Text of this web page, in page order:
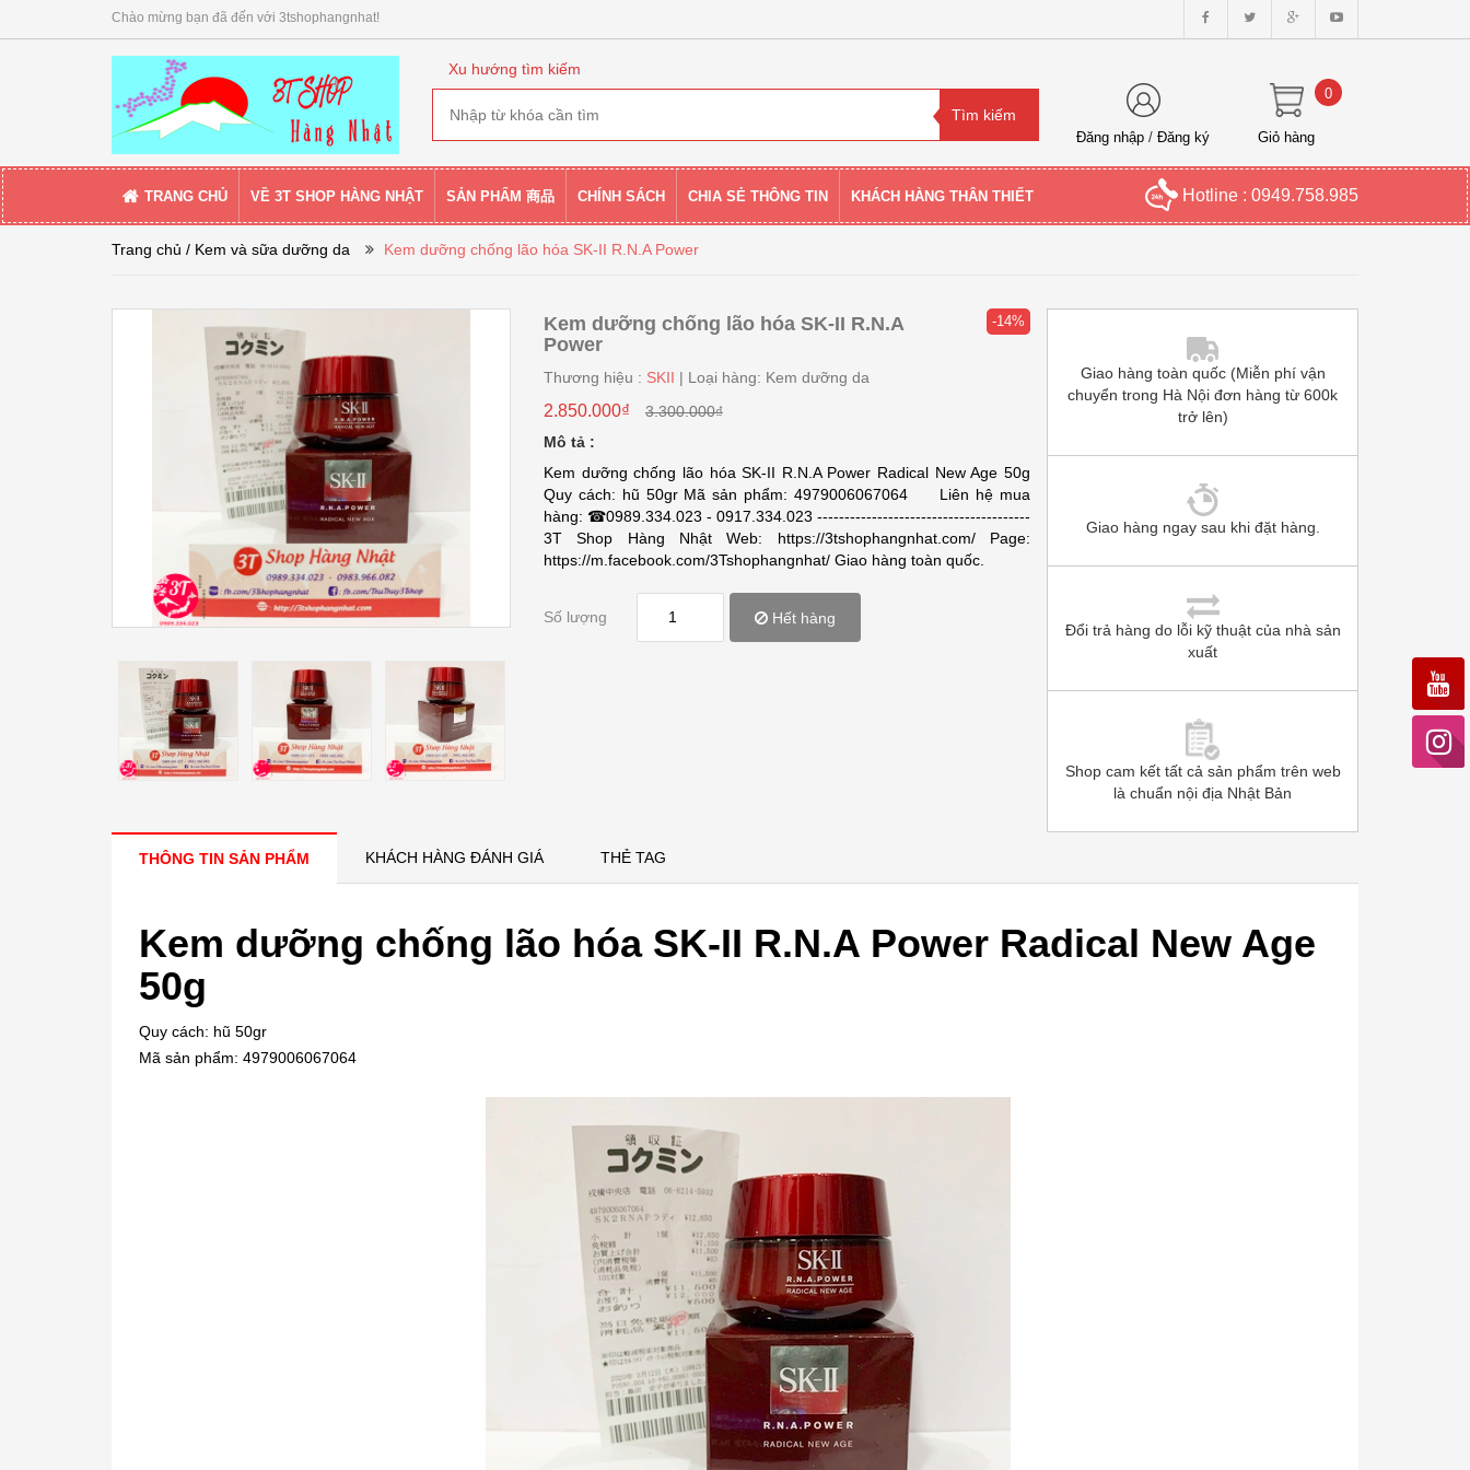
Chào mừng bạn đã đến với 3tshophangnhat!
Xu hướng tìm kiếm
Đăng nhập /Đăng ký Giỏ hàng
0
TRANG CHỦ VỀ 3T SHOP HÀNG NHẬT SẢN PHẨM 商品 CHÍNH SÁCH CHIA SẺ THÔNG TIN KHÁCH HÀNG THÂN THIẾT Hotline : 0949.758.985
Trang chủ / Kem và sữa dưỡng da Kem dưỡng chống lão hóa SK-II R.N.A Power
Kem dưỡng chống lão hóa SK-II R.N.A
Power
-14%
Thương hiệu : SKII | Loại hàng: Kem dưỡng da
2.850.000₫
3.300.000₫
Mô tả :
Kem dưỡng chống lão hóa SK-II R.N.A Power Radical New Age 50g
Quy cách: hũ 50gr Mã sản phẩm: 4979006067064 Liên hệ mua
hàng: ☎0989.334.023 - 0917.334.023 ---------------------------------------
3T Shop Hàng Nhật Web: https://3tshophangnhat.com/ Page:
https://m.facebook.com/3Tshophangnhat/ Giao hàng toàn quốc.
Số lượng Hết hàng
Giao hàng toàn quốc (Miễn phí vận
chuyển trong Hà Nội đơn hàng từ 600k
trở lên)
Giao hàng ngay sau khi đặt hàng.
Đổi trả hàng do lỗi kỹ thuật của nhà sản
xuất
Shop cam kết tất cả sản phẩm trên web
là chuẩn nội địa Nhật Bản
THÔNG TIN SẢN PHẨM KHÁCH HÀNG ĐÁNH GIÁ THẺ TAG
Kem dưỡng chống lão hóa SK-II R.N.A Power Radical New Age
50g
Quy cách: hũ 50gr
Mã sản phẩm: 4979006067064